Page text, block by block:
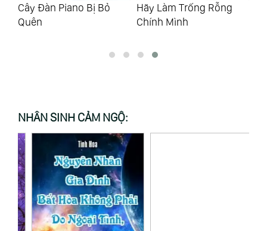
Cây Đàn Piano Bị Bỏ
Quên
Hãy Làm Trống Rỗng
Chính Mình
NHÂN SINH CẢM NGỘ: